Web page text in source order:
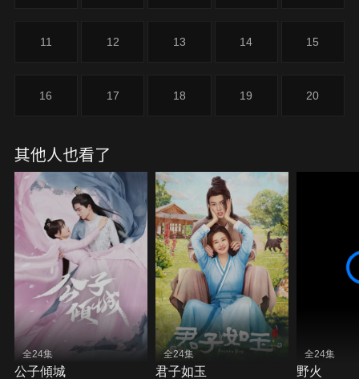
11 12 13 14 15
16 17 18 19 20
其他人也看了
全24集
公子傾城
全24集
君子如玉
全24集
野火